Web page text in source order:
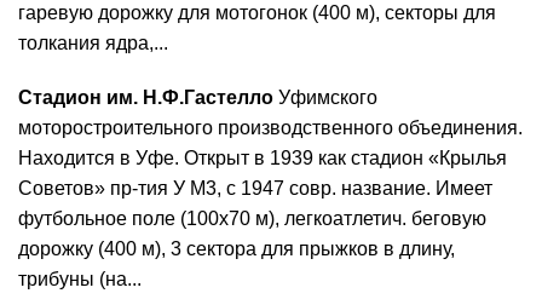
гаревую дорожку для мотогонок (400 м), секторы для
толкания ядра,...
Стадион им. Н.Ф.Гастелло Уфимского
моторостроительного производственного объединения.
Находится в Уфе. Открыт в 1939 как стадион «Крылья
Советов» пр-тия У М3, с 1947 совр. название. Имеет
футбольное поле (100x70 м), легкоатлетич. беговую
дорожку (400 м), 3 сектора для прыжков в длину,
трибуны (на...